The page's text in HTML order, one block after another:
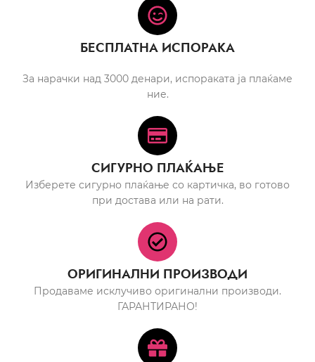
БЕСПЛАТНА ИСПОРАКА
За нарачки над 3000 денари, испораката ја плаќаме
ние.
СИГУРНО ПЛАЌАЊЕ
Изберете сигурно плаќање со картичка, во готово
при достава или на рати.
ОРИГИНАЛНИ ПРОИЗВОДИ
Продаваме исклучиво оригинални производи.
ГАРАНТИРАНО!